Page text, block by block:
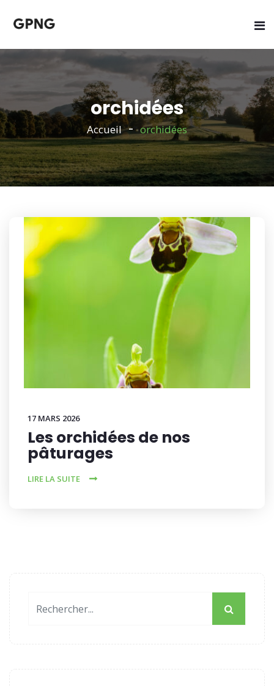
orchidées
Accueil orchidées
17 MARS 2026
Les orchidées de nos
pâturages
LIRE LA SUITE